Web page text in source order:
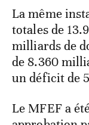
La même
totales de
milliards de
de 8.360
un déficit de
Le MFEF a